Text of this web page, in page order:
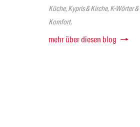
Küche, Kypris & Kirche, K-Wörter &
Komfort.
mehr über diesen blog